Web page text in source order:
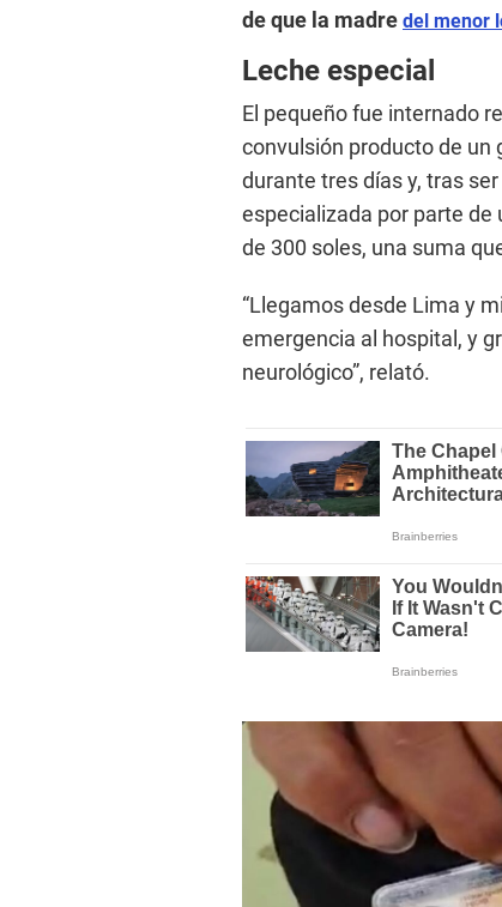
de que la madre del menor
Leche especial
El pequeño fue internado
convulsión producto de un
durante tres días y, tras
especializada por parte
de 300 soles, una suma
“Llegamos desde Lima y
emergencia al hospital, y
neurológico”, relató.